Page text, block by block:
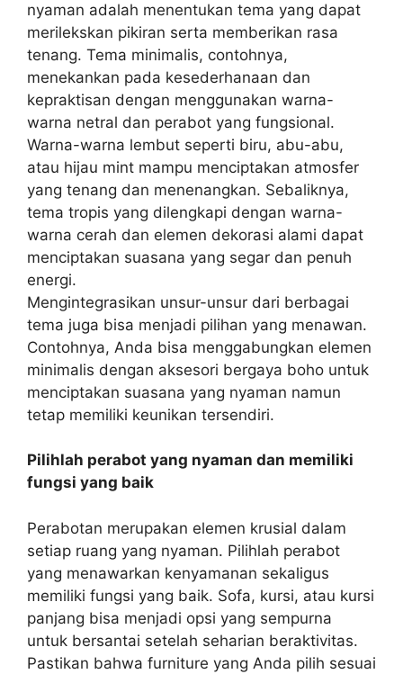
nyaman adalah menentukan tema yang dapat
merilekskan pikiran serta memberikan rasa
tenang. Tema minimalis, contohnya,
menekankan pada kesederhanaan dan
kepraktisan dengan menggunakan warna-
warna netral dan perabot yang fungsional.
Warna-warna lembut seperti biru, abu-abu,
atau hijau mint mampu menciptakan atmosfer
yang tenang dan menenangkan. Sebaliknya,
tema tropis yang dilengkapi dengan warna-
warna cerah dan elemen dekorasi alami dapat
menciptakan suasana yang segar dan penuh
energi.
Mengintegrasikan unsur-unsur dari berbagai
tema juga bisa menjadi pilihan yang menawan.
Contohnya, Anda bisa menggabungkan elemen
minimalis dengan aksesori bergaya boho untuk
menciptakan suasana yang nyaman namun
tetap memiliki keunikan tersendiri.
Pilihlah perabot yang nyaman dan memiliki
fungsi yang baik
Perabotan merupakan elemen krusial dalam
setiap ruang yang nyaman. Pilihlah perabot
yang menawarkan kenyamanan sekaligus
memiliki fungsi yang baik. Sofa, kursi, atau kursi
panjang bisa menjadi opsi yang sempurna
untuk bersantai setelah seharian beraktivitas.
Pastikan bahwa furniture yang Anda pilih sesuai